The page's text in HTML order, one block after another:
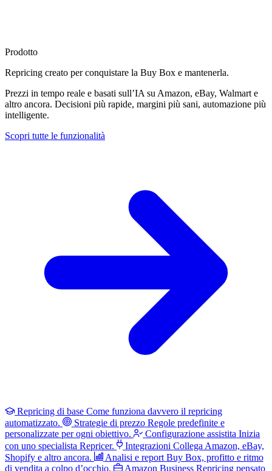
Prodotto
Repricing creato perconquistare la Buy Box e mantenerla.
Prezzi in tempo reale e basati sull’IA su Amazon, eBay, Walmart e
altro ancora. Decisioni più rapide, margini più sani, automazione più
intelligente.
Scopri tutte le funzionalità
Repricing di base Come funziona davvero il repricing
automatizzato.
Strategie di prezzo Regole predefinite e
personalizzate per ogni obiettivo.
Configurazione assistita Inizia
con uno specialista Repricer.
Integrazioni Collega Amazon, eBay,
Shopify e altro ancora.
Analisi e report Buy Box, profitto e ritmo
di vendita a colpo d’occhio.
Amazon Business Repricing pensato